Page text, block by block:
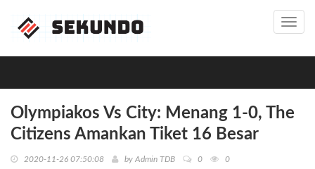
Olympiakos Vs City: Menang 1-0, The
Citizens Amankan Tiket 16 Besar
2020-11-26 07:50:08 by Admin TDB 0 0